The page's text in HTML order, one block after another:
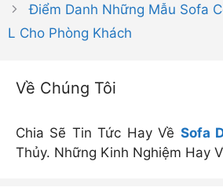
Điểm Danh Những Mẫu Sofa
L Cho Phòng Khách
Về Chúng Tôi
Chia Sẽ Tin Tức Hay Về Sofa
Thủy. Những Kinh Nghiệm Hay